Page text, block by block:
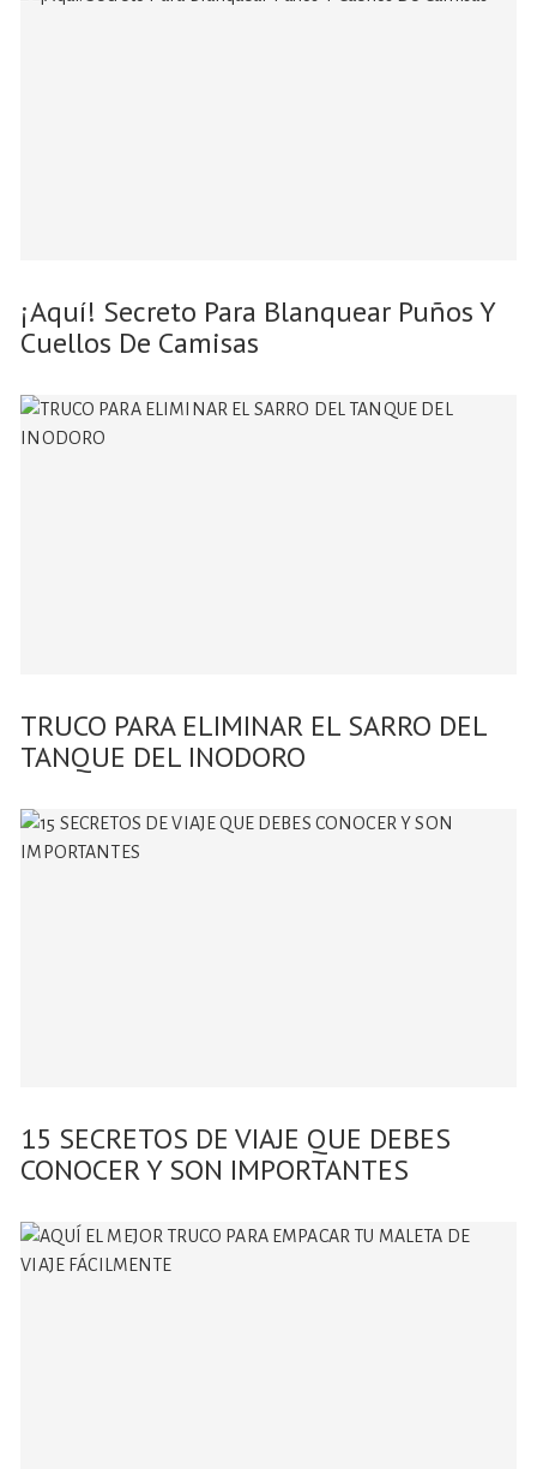
¡Aquí! Secreto Para Blanquear Puños Y
Cuellos De Camisas
TRUCO PARA ELIMINAR EL SARRO DEL
TANQUE DEL INODORO
15 SECRETOS DE VIAJE QUE DEBES
CONOCER Y SON IMPORTANTES